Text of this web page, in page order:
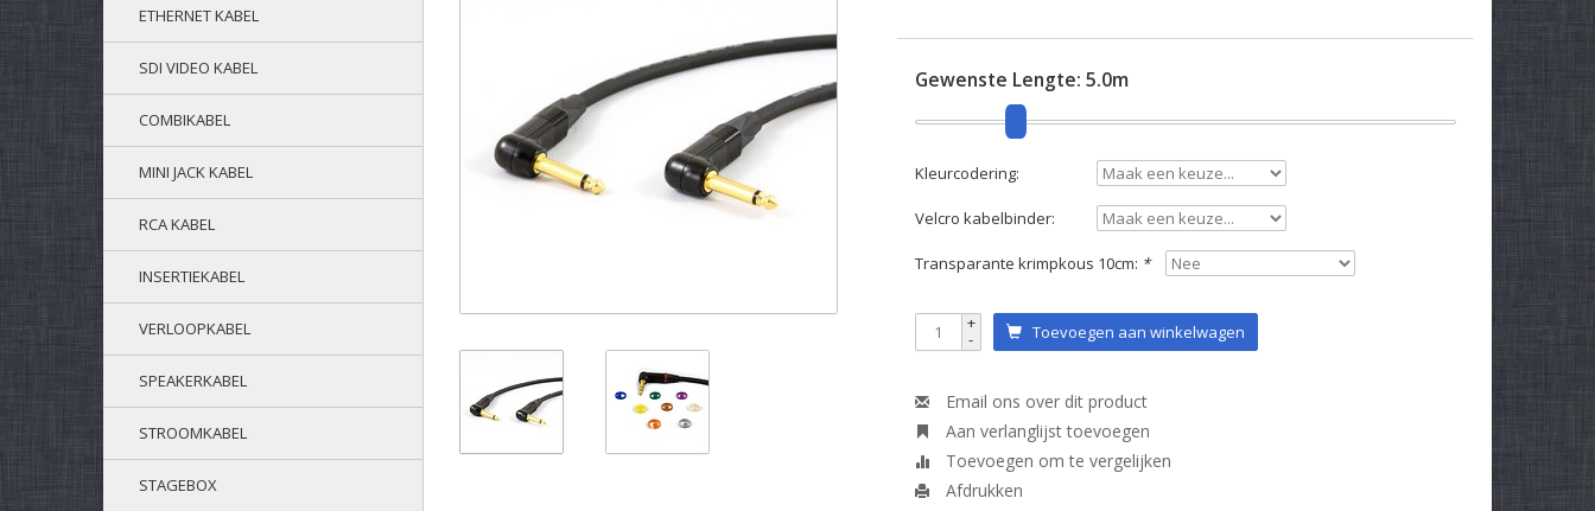
ETHERNET KABEL
SDI VIDEO KABEL
COMBIKABEL
MINI JACK KABEL
RCA KABEL
INSERTIEKABEL
VERLOOPKABEL
SPEAKERKABEL
STROOMKABEL
STAGEBOX
Gewenste Lengte: 5.0m
Kleurcodering:
Velcro kabelbinder:
Transparante krimpkous 10cm: *
+
- Toevoegen aan winkelwagen
Email ons over dit product
Aan verlanglijst toevoegen
Toevoegen om te vergelijken
Afdrukken